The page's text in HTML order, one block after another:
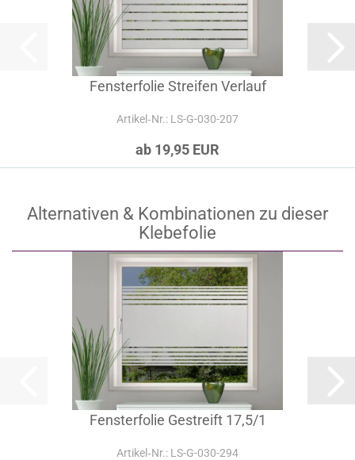
Fensterfolie Streifen Verlauf
Artikel‑Nr.: LS-G-030-207
ab 19,95 EUR
Alternativen & Kombinationen zu dieser
Klebefolie
Fensterfolie Gestreift 17,5/1
Artikel‑Nr.: LS-G-030-294